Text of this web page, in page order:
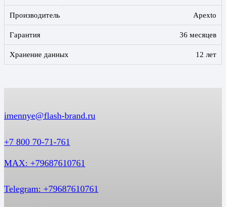
Производитель Apexto
Гарантия 36 месяцев
Хранение данных 12 лет
imennye@flash-brand.ru
+7 800 70-71-761
MAX: +79687610761
Telegram: +79687610761